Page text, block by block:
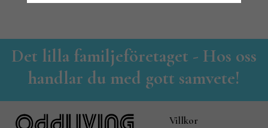
Det lilla familjeföretaget - Hos oss
handlar du med gott samvete!
Villkor